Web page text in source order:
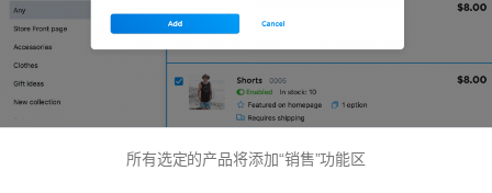
所有选定的产品将添加“销售”功能区